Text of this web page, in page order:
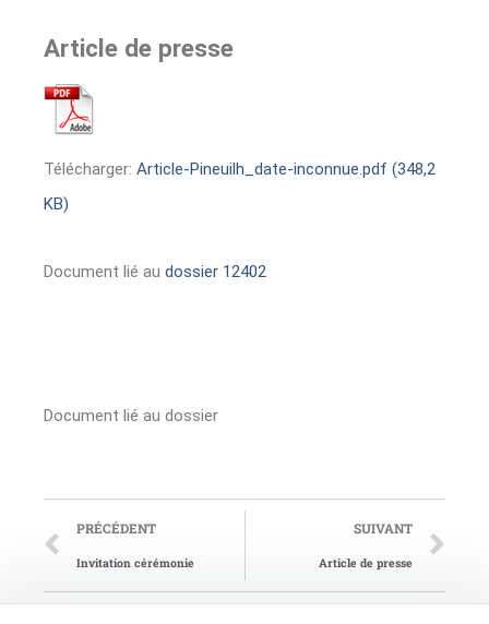
Article de presse
Télécharger: Article-Pineuilh_date-inconnue.pdf (348,2
KB)
Document lié au dossier 12402
Document lié au dossier
PRÉCÉDENT
Invitation cérémonie
SUIVANT
Article de presse